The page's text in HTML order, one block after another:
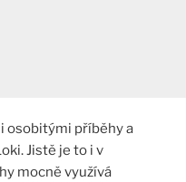
osobitými příběhy a
Jistě je to i v
mocně využívá